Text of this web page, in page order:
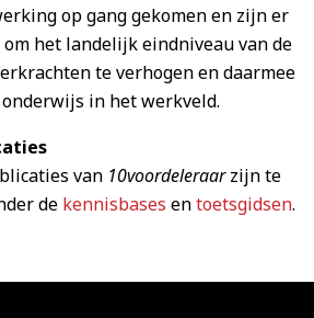
op gang gekomen en zijn er
het landelijk eindniveau van de
te verhogen en daarmee
in het werkveld.
van 10voordeleraarzijn te
de kennisbases entoetsgidsen.